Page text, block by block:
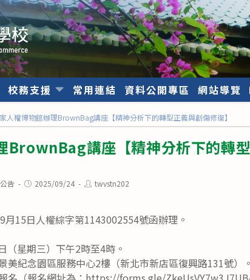
校務支援 常用連結 資料公開專區 網站導覽
人權博物館辦理BrownBag講座【精神分析下的轉型正義與創傷修復】
BrownBag講座【精神分析下的轉型
告
Post2025/09/24
Posttwvstn202
15日人權綜字第1143002554號函辦理。
（星期三）下午2時至4時。
美紀念園區服務中心2樓（新北市新店區復興路131號）。